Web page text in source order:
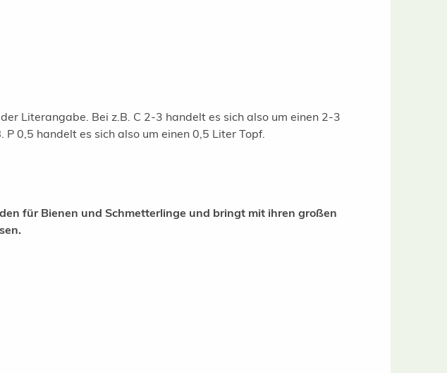
Literangabe. Bei z.B. C 2-3 handelt es sich also um einen 2-3
0,5 handelt es sich also um einen 0,5 Liter Topf.
für Bienen und Schmetterlinge und bringt mit ihren großen